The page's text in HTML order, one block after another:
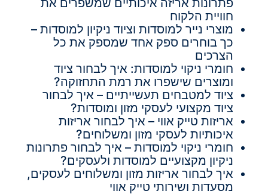
חוויית הלקוח
מוצרי נייר למוסדות וציוד ניקיון למוסדות –
כך בוחרים ספק אחד שמספק את כל
הצרכים
חומרי ניקוי למוסדות: איך לבחור ציוד
ומוצרים שישפרו את רמת התחזוקה?
ציוד למטבחים תעשייתיים – איך לבחור
ציוד מקצועי לעסקי מזון ומוסדות?
אריזות טייק אווי – איך לבחור אריזות
איכותיות לעסקי מזון ומשלוחים?
חומרי ניקוי למוסדות – איך לבחור פתרונות
ניקיון מקצועיים למוסדות ולעסקים?
איך לבחור אריזות מזון ומשלוחים לעסקים,
מסעדות ושירותי טייק אווי